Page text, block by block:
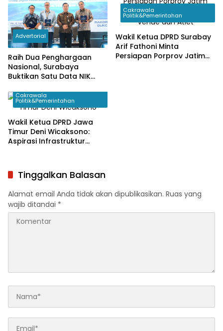
Advertorial
Raih Dua Penghargaan
Nasional, Surabaya
Buktikan Satu Data NIK
Ekonomi
Cakrawala
Politik&Pemerintahan
Wakil Ketua DPRD Surabay
Arif Fathoni Minta
Persiapan Porprov Jatim
Cakrawala
Politik&Pemerintahan
Wakil Ketua DPRD Jawa
Timur Deni Wicaksono:
Aspirasi Infrastruktur
Tinggalkan Balasan
Alamat email Anda tidak akan dipublikasikan. Ruas yang
wajib ditandai *